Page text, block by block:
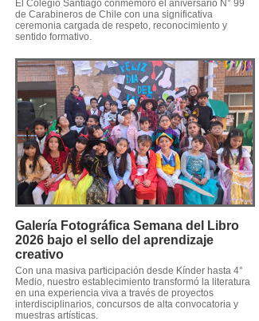
El Colegio Santiago conmemoró el aniversario N° 99
de Carabineros de Chile con una significativa
ceremonia cargada de respeto, reconocimiento y
sentido formativo.
Galería Fotográfica Semana del Libro
2026 bajo el sello del aprendizaje
creativo
Con una masiva participación desde Kínder hasta 4°
Medio, nuestro establecimiento transformó la literatura
en una experiencia viva a través de proyectos
interdisciplinarios, concursos de alta convocatoria y
muestras artísticas.